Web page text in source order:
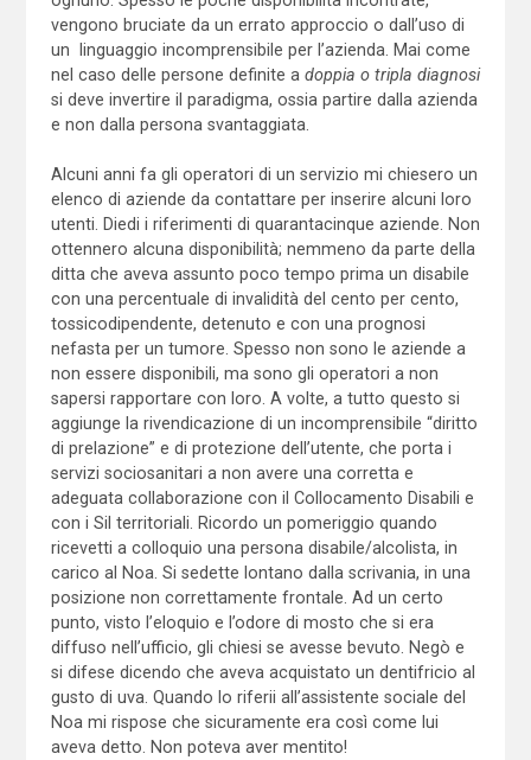
vengono bruciate da un errato approccio o dall’uso di
un linguaggio incomprensibile per l’azienda. Mai come
nel caso delle persone definite a doppia o tripla diagnosi
si deve invertire il paradigma, ossia partire dalla azienda
e non dalla persona svantaggiata.
Alcuni anni fa gli operatori di un servizio mi chiesero un
elenco di aziende da contattare per inserire alcuni loro
utenti. Diedi i riferimenti di quarantacinque aziende. Non
ottennero alcuna disponibilità; nemmeno da parte della
ditta che aveva assunto poco tempo prima un disabile
con una percentuale di invalidità del cento per cento,
tossicodipendente, detenuto e con una prognosi
nefasta per un tumore. Spesso non sono le aziende a
non essere disponibili, ma sono gli operatori a non
sapersi rapportare con loro. A volte, a tutto questo si
aggiunge la rivendicazione di un incomprensibile “diritto
di prelazione” e di protezione dell’utente, che porta i
servizi sociosanitari a non avere una corretta e
adeguata collaborazione con il Collocamento Disabili e
con i Sil territoriali. Ricordo un pomeriggio quando
ricevetti a colloquio una persona disabile/alcolista, in
carico al Noa. Si sedette lontano dalla scrivania, in una
posizione non correttamente frontale. Ad un certo
punto, visto l’eloquio e l’odore di mosto che si era
diffuso nell’ufficio, gli chiesi se avesse bevuto. Negò e
si difese dicendo che aveva acquistato un dentifricio al
gusto di uva. Quando lo riferii all’assistente sociale del
Noa mi rispose che sicuramente era così come lui
aveva detto. Non poteva aver mentito!